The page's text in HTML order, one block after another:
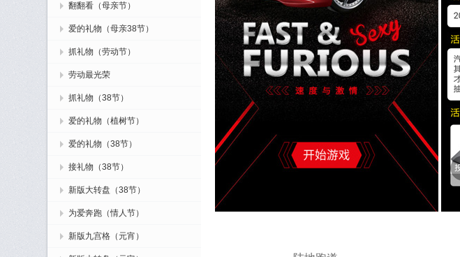
翻翻看（母亲节）
爱的礼物（母亲38节）
抓礼物（劳动节）
劳动最光荣
抓礼物（38节）
爱的礼物（植树节）
爱的礼物（38节）
接礼物（38节）
新版大转盘（38节）
为爱奔跑（情人节）
新版九宫格（元宵）